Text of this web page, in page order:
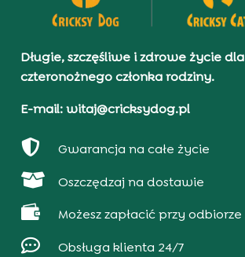
Długie, szczęśliwe i zdrowe życie dla
czteronożnego członka rodziny.
E-mail: witaj@cricksydog.pl
 Gwarancja na całe życie
 Oszczędzaj na dostawie
 Możesz zapłacić przy odbiorze
 Obsługa klienta 24/7